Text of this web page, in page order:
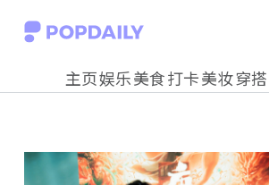
S
o
主页娱乐美食打卡美妆穿搭